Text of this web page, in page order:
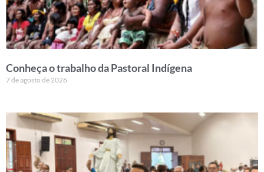
Conheça o trabalho da Pastoral Indígena
7 de agosto de 2026